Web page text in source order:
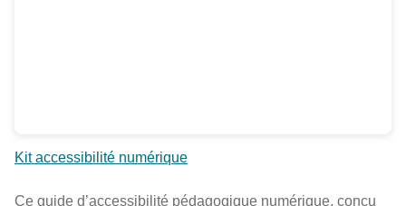
Kit accessibilité numérique
Ce guide d’accessibilité pédagogique numérique, conçu